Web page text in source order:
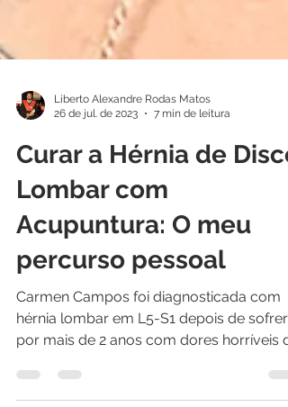
Liberto Alexandre Rodas Matos
26 de jul. de 2023
7 min de leitura
Curar a Hérnia de Disco
Lombar com
Acupuntura: O meu
percurso pessoal
Carmen Campos foi diagnosticada com
hérnia lombar em L5-S1 depois de sofrer